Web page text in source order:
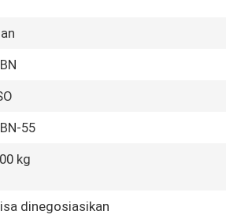
55
kg
dinegosiasikan